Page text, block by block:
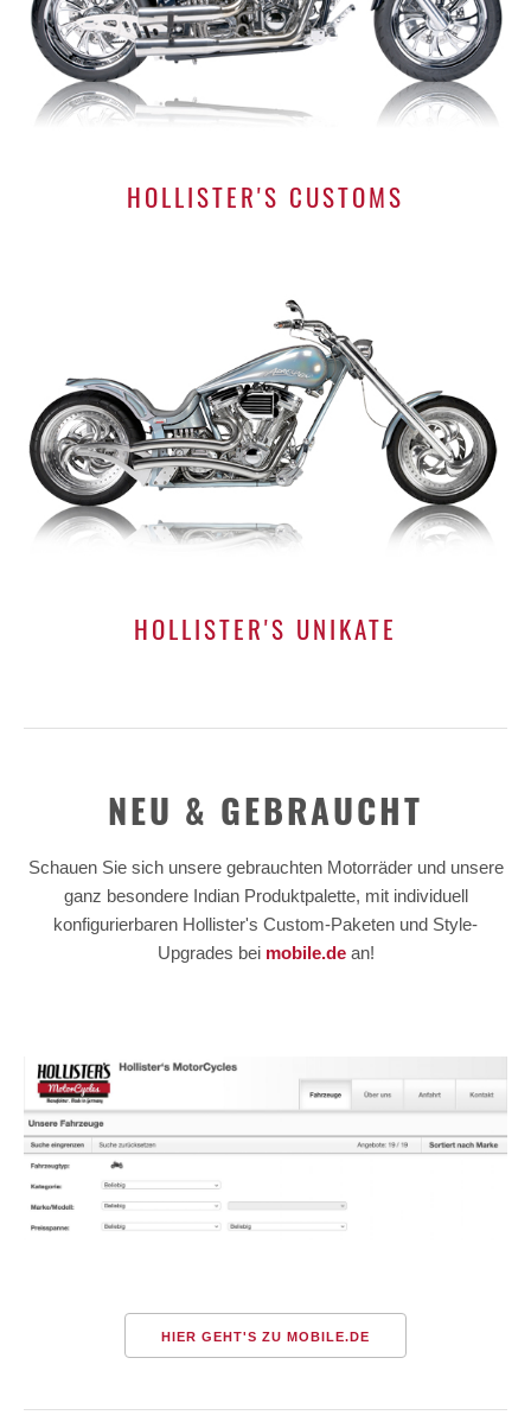
HOLLISTER'S CUSTOMS
HOLLISTER'S UNIKATE
NEU & GEBRAUCHT
Schauen Sie sich unsere gebrauchten Motorräder und unsere
ganz besondere Indian Produktpalette, mit individuell
konfigurierbaren Hollister's Custom-Paketen und Style-
Upgrades bei mobile.dean!
HIER GEHT'S ZU MOBILE.DE